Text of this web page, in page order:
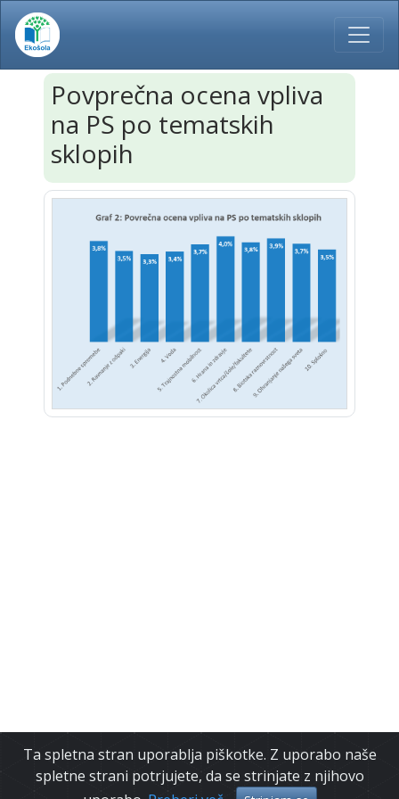
Ta spletna stran uporablja piškotke. Z uporabo naše
spletne strani potrjujete, da se strinjate z njihovo
Povprečna ocena vpliva
na PS po tematskih
sklopih